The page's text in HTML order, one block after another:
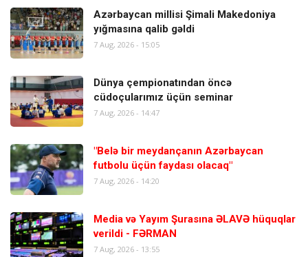
Azərbaycan millisi Şimali Makedoniya
yığmasına qalib gəldi
7 Aug, 2026 - 15:05
Dünya çempionatından öncə
cüdoçularımız üçün seminar
7 Aug, 2026 - 14:47
"Belə bir meydançanın Azərbaycan
futbolu üçün faydası olacaq"
7 Aug, 2026 - 14:20
Media və Yayım Şurasına ƏLAVƏ hüquqlar
verildi - FƏRMAN
7 Aug, 2026 - 13:55